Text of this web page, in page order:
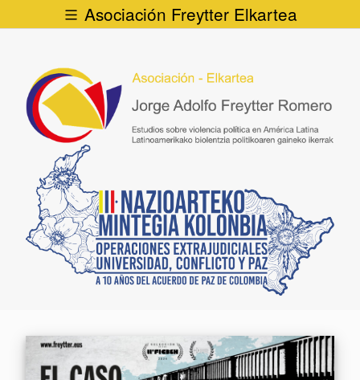
Asociación Freytter Elkartea